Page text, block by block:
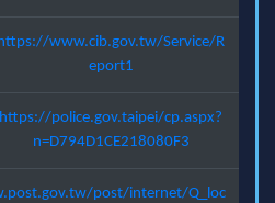
www.cib.gov.tw/Service/R
eport1
https://police.gov.taipei/cp.aspx?
n=D794D1CE218080F3
post/internet/Q_loc